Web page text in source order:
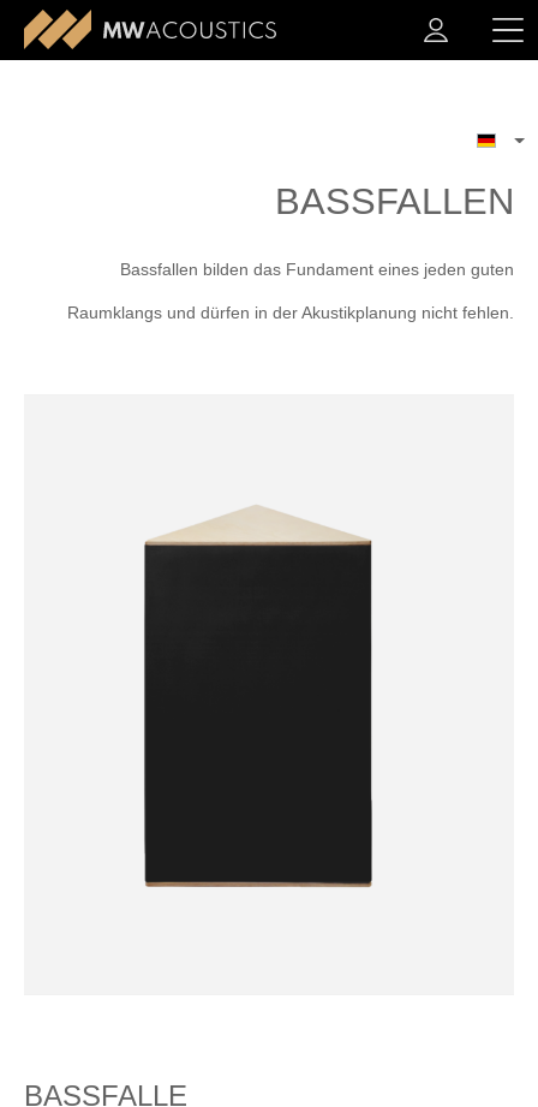
BASSFALLEN
Bassfallen bilden das Fundament eines jeden guten
Raumklangs und dürfen in der Akustikplanung nicht fehlen.
BASSFALLE